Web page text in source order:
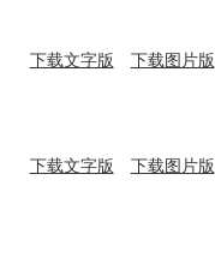
下载文字版
下载图片版
下载文字版 下载图片版